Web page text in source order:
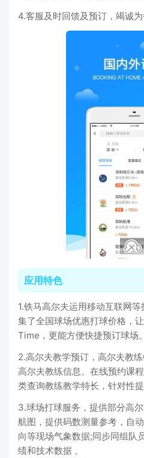
4.客服及时回馈及预订，竭诚为
应用特色
1.铁马高尔夫运用移动互联网
集了全国球场优惠打球价格，
Time，更能方便快捷预订球场。
2.高尔夫教学预订，高尔夫教
高尔夫教练信息、在线预约课
类查询教练教学特长，针对性提
3.球场打球服务，提供部分高
航图，提供码数测量参考，自
向等现场气象数据;同步同组队
绩和技术数据 。